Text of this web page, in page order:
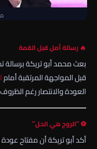
🔥 رسالة أمل قبل القمة
بعثمحمد أبو تريكةبرسالة
قبل المواجهة المرتقبة أمام
العودة والانتصار رغم الظروف
⚽ “الروح هي الحل”
أكد أبو تريكة أن مفتاح